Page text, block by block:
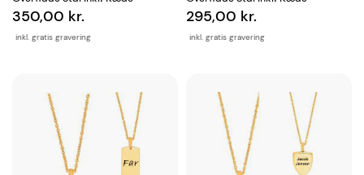
inkl. gratis gravering
350,00 kr.
inkl. gratis gravering
295,00 kr.